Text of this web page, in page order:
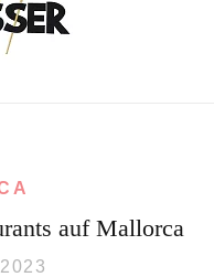
auf Mallorca